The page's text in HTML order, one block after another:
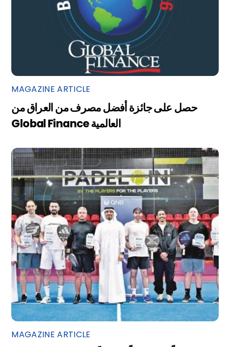
MAGAZINE ARTICLE
حصل على جائزة أفضل مصرف من العراق من
Global Finance العالمية
MAGAZINE ARTICLE